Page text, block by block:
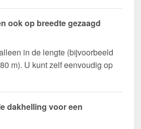
ook op breedte gezaagd
in de lengte (bijvoorbeeld
m). U kunt zelf eenvoudig op
dakhelling voor een